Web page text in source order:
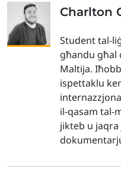
Charlton
Student tal-
għandu
Maltija.
ispettaklu
il-qasam tal-
jikteb u jaqra